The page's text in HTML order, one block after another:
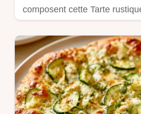
composent cette Tarte